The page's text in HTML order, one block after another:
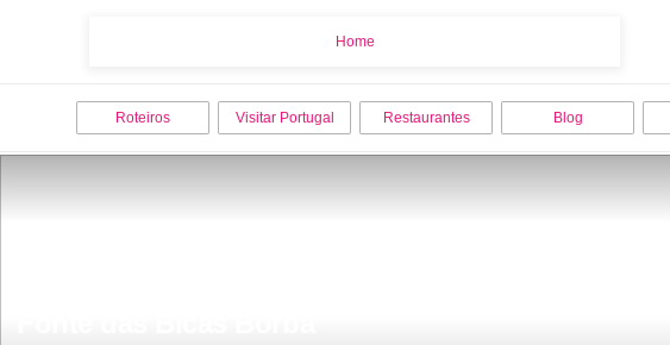
Home
Roteiros Visitar Portugal Restaurantes Blog